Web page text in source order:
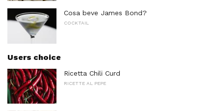
Cosa beve James Bond?
COCKTAIL
Users choice
Ricetta Chili Curd
RICETTE AL PEPE